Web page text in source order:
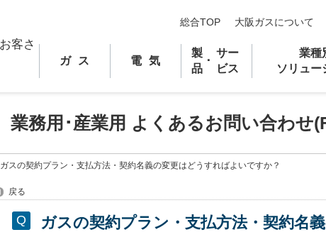
総合TOP 大阪ガスについて
ガス 電気
製
品
･
サー
ビス
業種
ソリュー
業務用 ･ 産業用 よくあるお問い合わせ
ガスの契約プラン・支払方法・契約名義の変更はどうすればよいですか？
戻る
ガスの契約プラン・支払方法・契約名